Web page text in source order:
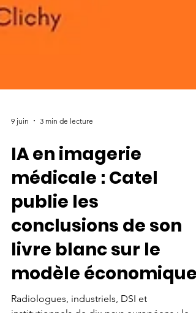
9 juin 3 min de lecture
IA en imagerie
médicale : Catel
publie les
conclusions de son
livre blanc sur le
modèle économique